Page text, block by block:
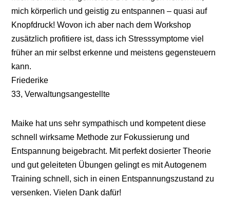
mich körperlich und geistig zu entspannen – quasi auf
Knopfdruck! Wovon ich aber nach dem Workshop
zusätzlich profitiere ist, dass ich Stresssymptome viel
früher an mir selbst erkenne und meistens gegensteuern
kann.
Friederike
33, Verwaltungsangestellte
Maike hat uns sehr sympathisch und kompetent diese
schnell wirksame Methode zur Fokussierung und
Entspannung beigebracht. Mit perfekt dosierter Theorie
und gut geleiteten Übungen gelingt es mit Autogenem
Training schnell, sich in einen Entspannungszustand zu
versenken. Vielen Dank dafür!